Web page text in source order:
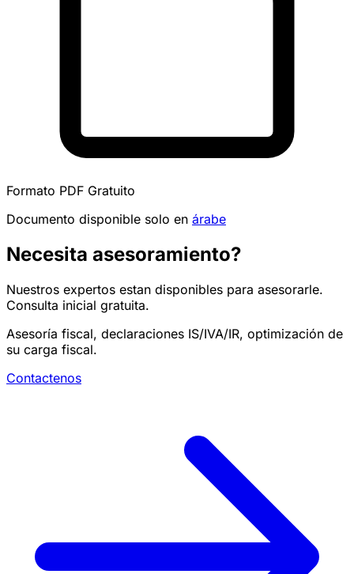
Formato PDF Gratuito
Documento disponible solo en árabe
Necesita asesoramiento?
Nuestros expertos estan disponibles para asesorarle.
Consulta inicial gratuita.
Asesoría fiscal, declaraciones IS/IVA/IR, optimización de
su carga fiscal.
Contactenos